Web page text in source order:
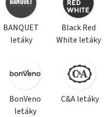
BANQUET
letáky
Black Red
White letáky
BonVeno
letáky
C&A letáky